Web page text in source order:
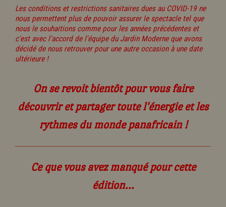
Les conditions et restrictions sanitaires dues au COVID-19 ne
nous permettent plus de pouvoir assurer le spectacle tel que
nous le souhaitions comme pour les années précédentes et
c'est avec l'accord de l'équipe du Jardin Moderne que avons
décidé de nous retrouver pour une autre occasion à une date
ultérieure !
On se revoit bientôt pour vous faire
découvrir et partager toute l'énergie et les
rythmes du monde panafricain !
Ce que vous avez manqué pour cette
édition...